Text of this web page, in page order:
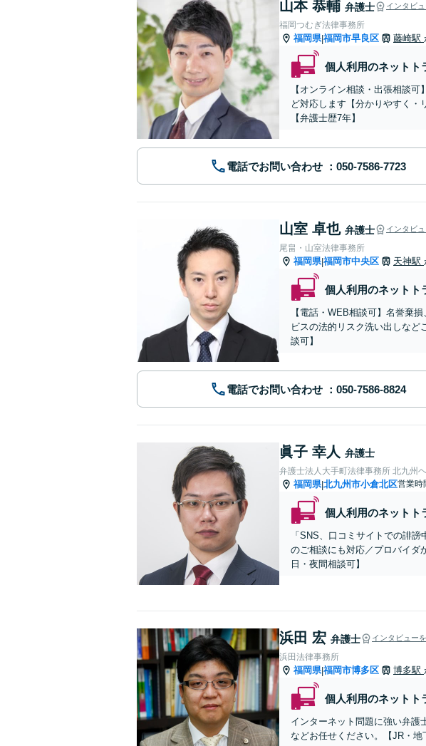
山本 恭輔 弁護士 インタビ
福岡つむぎ法律事務所
福岡県|福岡市早良区 藤崎駅
個人利用のネットト
【オンライン相談・出張相談
ど対応します【分かりやすく・
【弁護士歴7年】
電話でお問い合わせ
山室 卓也 弁護士 インタビ
尾畠・山室法律事務所
福岡県|福岡市中央区 天神駅
個人利用のネットト
【電話・WEB相談可】名誉棄
ビスの法的リスク洗い出しなど
談可】
電話でお問い合わせ
眞子 幸人 弁護士
弁護士法人大手町法律事務所 北九州
福岡県|北九州市小倉北区営業時
個人利用のネットト
「SNS、口コミサイトでの誹
のご相談にも対応／プロバイダ
日・夜間相談可】
浜田 宏 弁護士 インタビュー
浜田法律事務所
福岡県|福岡市博多区 博多駅
個人利用のネットト
インターネット問題に強い弁護
などお任せください。【JR・地